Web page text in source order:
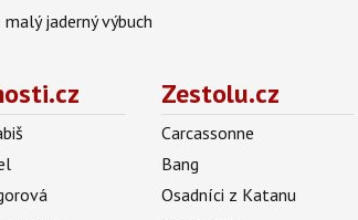
jaderný výbuch
Zestolu.cz
Carcassonne
Bang
Osadníci z Katanu